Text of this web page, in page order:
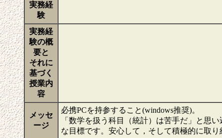
実務経
験
実務経
験の概
要と
それに
基づく
授業内
容
メッセ
ージ
必携PCを持参すること(windows推奨)。
「数学を扱う科目（統計）は苦手だ」と思
な目標です。安心して，そして積極的に取